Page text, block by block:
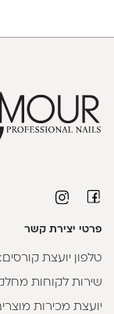
פרטי יצירת קשר
טלפון יועצת קורסים:
שירות לקוחות
יועצת מכירות